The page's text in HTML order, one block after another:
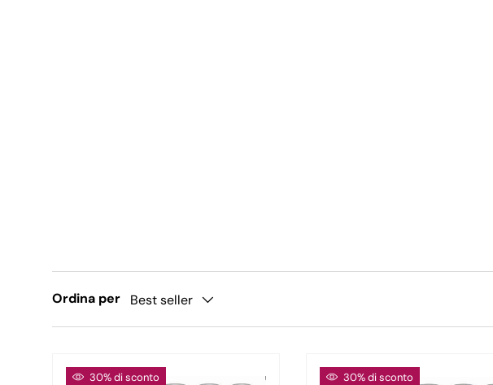
Ordina per Best seller
30% di sconto 30% di sconto